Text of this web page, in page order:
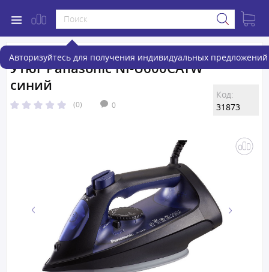
Авторизуйтесь для получения индивидуальных предложений
Утюг Panasonic NI-U600CATW
синий
(0) 0
Код:
31873